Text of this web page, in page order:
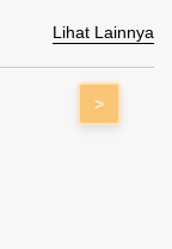
Lihat Lainnya
>